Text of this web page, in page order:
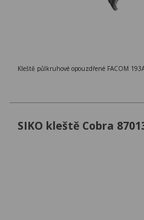
Kleště půlkruhové opouzdřené FACOM
SIKO kleště Cobra